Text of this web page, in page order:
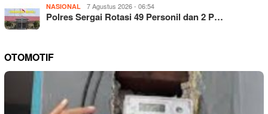
NASIONAL 7 Agustus 2026 - 06:54
Polres Sergai Rotasi 49 Personil dan 2 P…
OTOMOTIF